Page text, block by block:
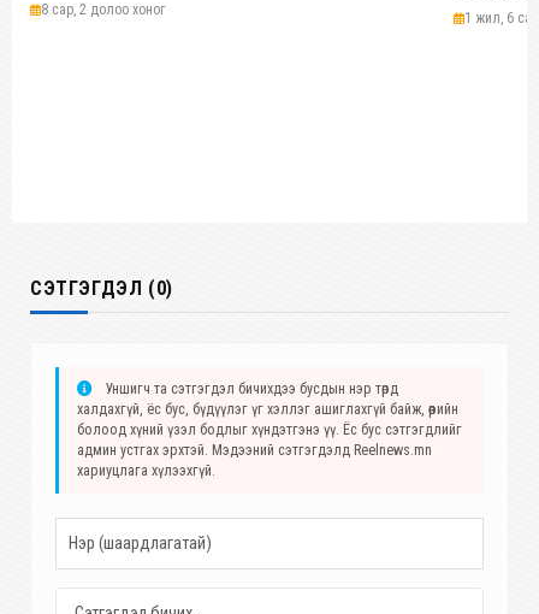
8 сар, 2 долоо хоног
болсныг
1 жил, 6 сар
СЭТГЭГДЭЛ (0)
Уншигч та сэтгэгдэл бичихдээ бусдын нэр төрд
халдахгүй, ёс бус, бүдүүлэг үг хэллэг ашиглахгүй байж, өөрийн
болоод хүний үзэл бодлыг хүндэтгэнэ үү. Ёс бус сэтгэгдлийг
админ устгах эрхтэй. Мэдээний сэтгэгдэлд Reelnews.mn
хариуцлага хүлээхгүй.